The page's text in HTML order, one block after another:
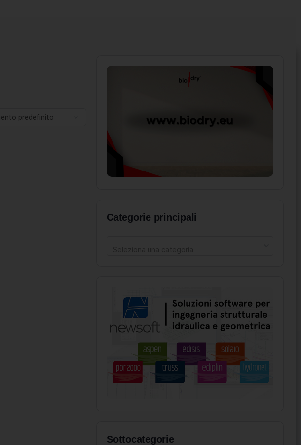
Categorie principali
Sottocategorie